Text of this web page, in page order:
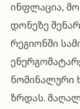
ინფლაცია,
დონეზე
რეგიონში
ნომინალური
ზრდას.